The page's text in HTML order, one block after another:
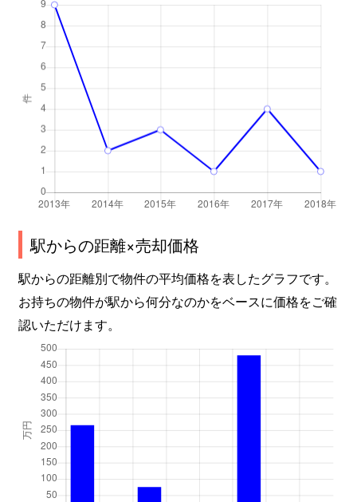
駅からの距離×売却価格
駅からの距離別で物件の平均価格を表したグラフです。
お持ちの物件が駅から何分なのかをベースに価格をご確
認いただけます。